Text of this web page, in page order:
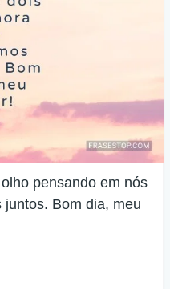
pensando em nós
Bom dia, meu